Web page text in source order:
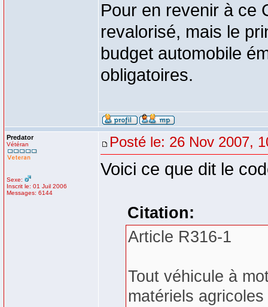
Pour en revenir à ce
revalorisé, mais le
budget automobile
obligatoires.
Predator
Vétéran
Sexe:
Inscrit le: 01 Juil 2006
Messages: 6144
Posté le: 26 Nov 2007,
Voici ce que dit le
Citation:
Article R316-1
Tout véhicule à
matériels